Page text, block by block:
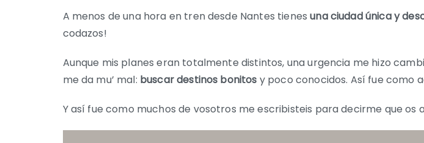
A menos de una hora en tren desde Nantes tienesuna ciudad única y
codazos!
Aunque mis planes eran totalmente distintos, una urgencia me hizo
me da mu’ mal: buscar destinos bonitos y poco conocidos. Así fue como
Y así fue como muchos de vosotros me escribisteis para decirme que